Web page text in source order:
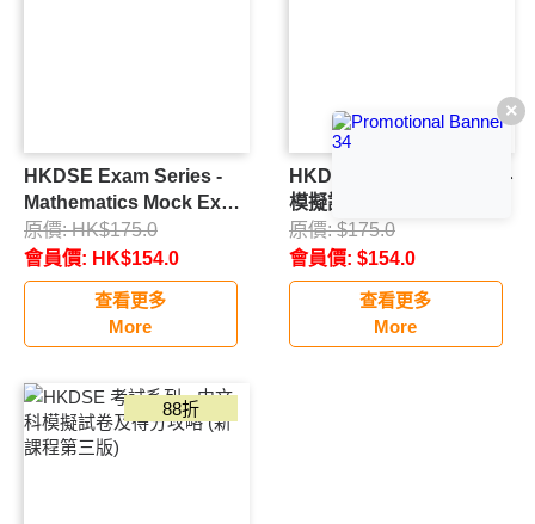
數學
高中補充練習
中文
數學
邏輯教材
MoneyBack 易賞錢獨家優惠
HKDSE Exam Series -
Mathematics Mock Exam
Papers (Compulsory
Part) (New Syllabus
Edition)
原價:HK$175.0
會員價: HK$154.0
查看更多
More
HKDSE 考試系列 - 數學科
模擬試卷 (必修部分) (新課
程版)
原價:$175.0
會員價: $154.0
查看更多
More
88折
×